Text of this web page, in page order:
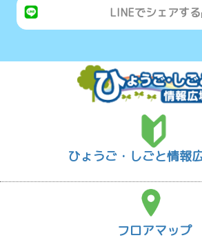
LINEでシェアする
ひょうご・しごと情報
フロアマップ